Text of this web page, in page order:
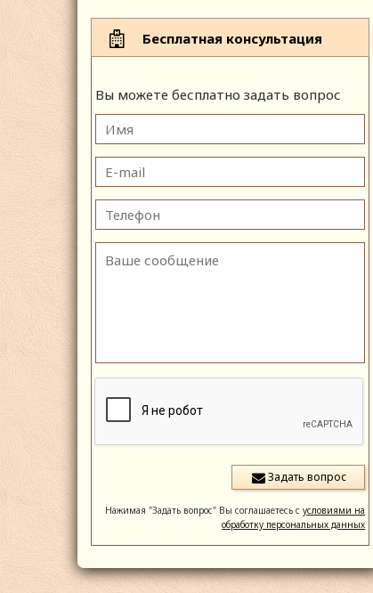
Бесплатная консультация
Вы можете бесплатно задать вопрос
Нажимая "Задать вопрос" Вы соглашаетесь сусловиями на
обработку персональных данных